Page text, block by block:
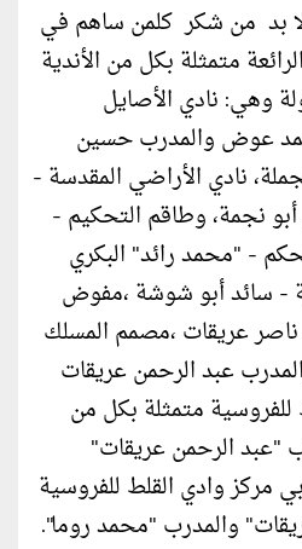
بد من شكر كلمن ساهم في
متمثلة بكل من الأندية
وهي: نادي الأصايل
عوض والمدرب حسين
نادي الأراضي المقدسة -
نجمة، وطاقم التحكيم -
- "محمد رائد" البكري
- سائد أبو شوشة ،مفوض
عريقات ،مصمم المسلك
عبد الرحمن عريقات
للفروسية متمثلة بكل من
"عبد الرحمن عريقات"
مركز وادي القلط للفروسية
والمدرب "محمد روما".